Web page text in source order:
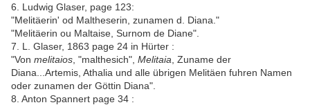
6. Ludwig Glaser, page 123:
"Melitäerin' od Maltheserin, zunamen d. Diana."
"Melitäerin ou Maltaise, Surnom de Diane".
7. L. Glaser, 1863 page 24 in Hürter :
"Von melitaios , "malthesich", Melitaia , Zuname der
Diana...Artemis, Athalia und alle übrigen Melitäen fuhren Namen
oder zunamen der Göttin Diana".
8. Anton Spannert page 34 :